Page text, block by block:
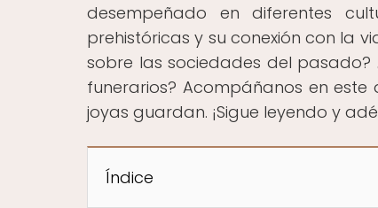
desempeñado en diferentes
prehistóricas y su conexión con la
sobre las sociedades del
funerarios? Acompáñanos en
joyas guardan. ¡Sigue leyendo y
Índice